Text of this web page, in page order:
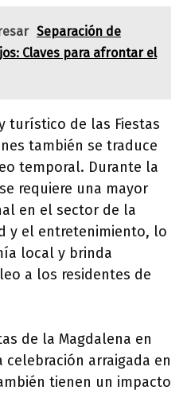
Separación de
Claves para afrontar el
turístico de las Fiestas
también se traduce
temporal. Durante la
requiere una mayor
en el sector de la
y el entretenimiento, lo
local y brinda
a los residentes de
de la Magdalena en
arraigada en
tienen un impacto